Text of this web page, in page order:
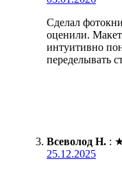
Сделал
оценили. Макет
интуитивно
переделывать
Всеволод Н. :
25.12.2025